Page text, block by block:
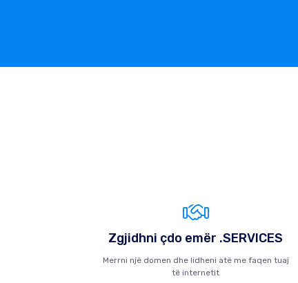
Zgjidhni çdo emër .SERVICES
Merrni një domen dhe lidheni atë me faqen tuaj
të internetit